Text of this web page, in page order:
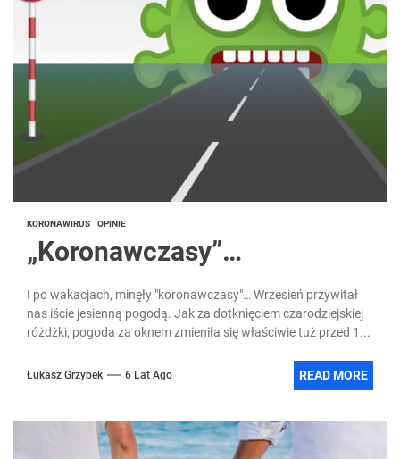
KORONAWIRUS OPINIE
„Koronawczasy”…
I po wakacjach, minęły "koronawczasy"… Wrzesień przywitał
nas iście jesienną pogodą. Jak za dotknięciem czarodziejskiej
różdżki, pogoda za oknem zmieniła się właściwie tuż przed 1...
Łukasz Grzybek 6 Lat Ago READ MORE